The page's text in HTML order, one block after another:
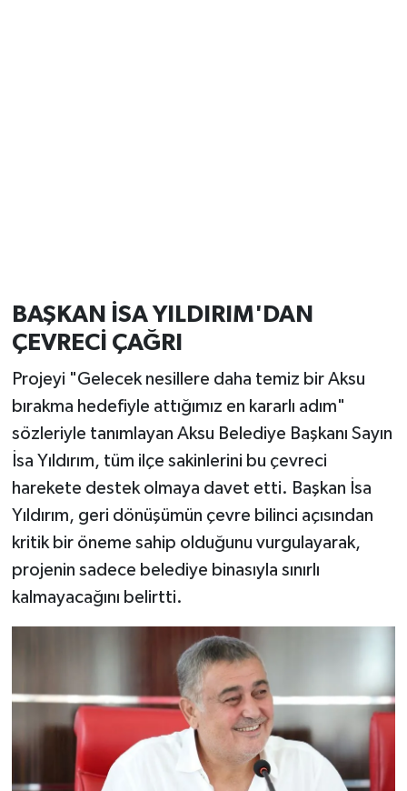
BAŞKAN İSA YILDIRIM'DAN
ÇEVRECİ ÇAĞRI
Projeyi "Gelecek nesillere daha temiz bir Aksu
bırakma hedefiyle attığımız en kararlı adım"
sözleriyle tanımlayan Aksu Belediye Başkanı Sayın
İsa Yıldırım, tüm ilçe sakinlerini bu çevreci
harekete destek olmaya davet etti. Başkan İsa
Yıldırım, geri dönüşümün çevre bilinci açısından
kritik bir öneme sahip olduğunu vurgulayarak,
projenin sadece belediye binasıyla sınırlı
kalmayacağını belirtti.